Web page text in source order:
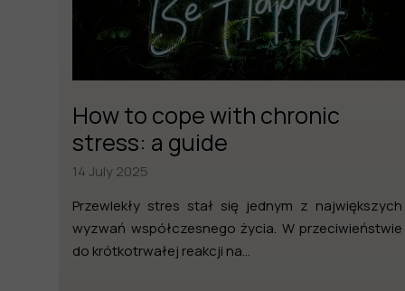
How to cope with chronic
stress: a guide
14 July 2025
Przewlekły stres stał się jednym z największych
wyzwań współczesnego życia. W przeciwieństwie
do krótkotrwałej reakcji na...